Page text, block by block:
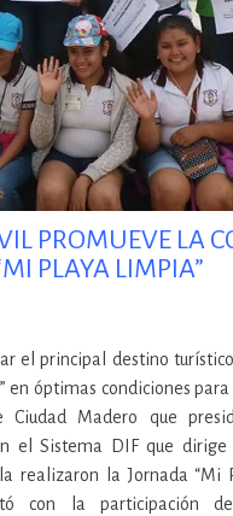
PROMUEVE LA
PLAYA LIMPIA”
el principal destino
en óptimas condiciones
Ciudad Madero que
el Sistema DIF que
realizaron la Jornada “Mi
con la participación de